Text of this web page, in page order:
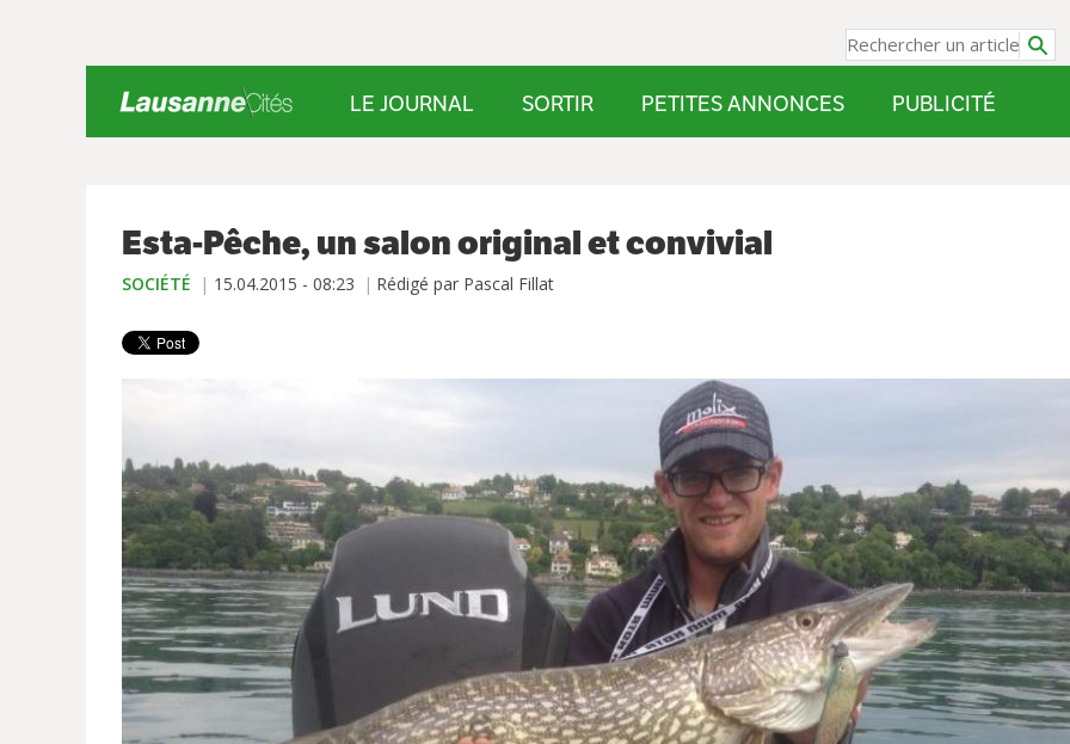
LE JOURNAL SORTIR PETITES ANNONCES PUBLICITÉ
Esta-Pêche, un salon original et convivial
SOCIÉTÉ 15.04.2015 - 08:23 Rédigé par Pascal Fillat